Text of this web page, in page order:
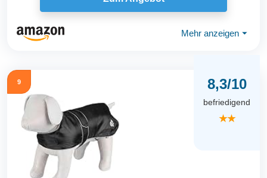
Mehr anzeigen ⏷
9 8,3/10
befriedigend
★★